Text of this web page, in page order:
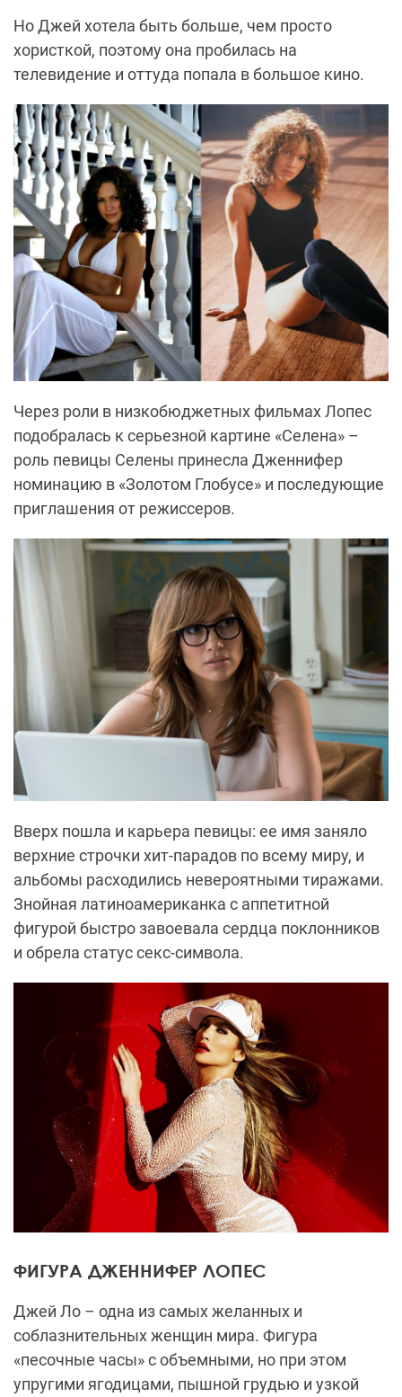
Но Джей хотела быть больше, чем просто
хористкой, поэтому она пробилась на
телевидение и оттуда попала в большое кино.
Через роли в низкобюджетных фильмах Лопес
подобралась к серьезной картине «Селена» –
роль певицы Селены принесла Дженнифер
номинацию в «Золотом Глобусе» и последующие
приглашения от режиссеров.
Вверх пошла и карьера певицы: ее имя заняло
верхние строчки хит-парадов по всему миру, и
альбомы расходились невероятными тиражами.
Знойная латиноамериканка с аппетитной
фигурой быстро завоевала сердца поклонников
и обрела статус секс-символа.
ФИГУРА ДЖЕННИФЕР ЛОПЕС
Джей Ло – одна из самых желанных и
соблазнительных женщин мира. Фигура
«песочные часы» с объемными, но при этом
упругими ягодицами, пышной грудью и узкой